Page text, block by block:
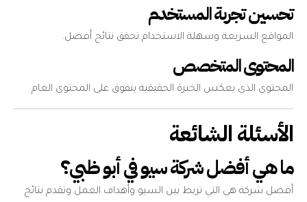
تحسين تجربة المستخدم
المواقع السريعة وسهلة الاستخدام تحقق نتائج أفضل.
المحتوى المتخصص
المحتوى الذي يعكس الخبرة الحقيقية يتفوق على المحتوى العام.
الأسئلة الشائعة
ما هي أفضل شركة سيو في أبو ظبي؟
أفضل شركة هي التي تربط بين السيو وأهداف العمل وتقدم نتائج